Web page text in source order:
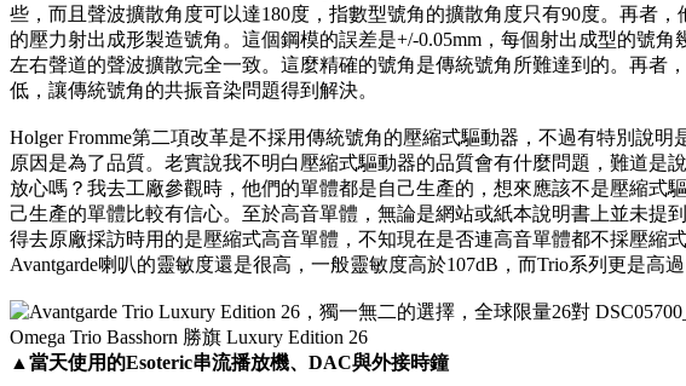
些，而且聲波擴散角度可以達180度，指數型號角的擴散角度只有90度。再者，
的壓力射出成形製造號角。這個鋼模的誤差是+/-0.05mm，每個射出成型的號
左右聲道的聲波擴散完全一致。這麼精確的號角是傳統號角所難達到的。再者
低，讓傳統號角的共振音染問題得到解決。
Holger Fromme第二項改革是不採用傳統號角的壓縮式驅動器，不過有特別說明
原因是為了品質。老實說我不明白壓縮式驅動器的品質會有什麼問題，難道是
放心嗎？我去工廠參觀時，他們的單體都是自己生產的，想來應該不是壓縮式
己生產的單體比較有信心。至於高音單體，無論是網站或紙本說明書上並未提
得去原廠採訪時用的是壓縮式高音單體，不知現在是否連高音單體都不採壓縮
Avantgarde喇叭的靈敏度還是很高，一般靈敏度高於107dB，而Trio系列更是高過
▲ 當天使用的Esoteric串流播放機、DAC與外接時鐘